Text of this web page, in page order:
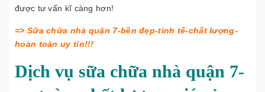
được tư vấn kĩ càng hơn!
=> Sữa chữa nhà quận 7-bền đẹp-tinh tế-chất lượng-
hoàn toàn uy tín!!!
Dịch vụ sữa chữa nhà quận 7-